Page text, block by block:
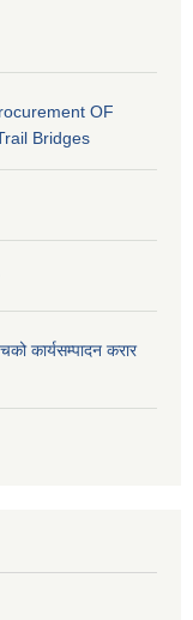
OF
Bridges
कार्यसम्पादन करार